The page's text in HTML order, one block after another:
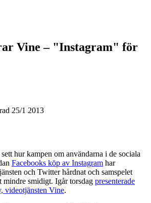
Vine – "Instagram" för
25/1 2013
hur kampen om användarna i de sociala
Facebooks köp av Instagram har
och Twitter hårdnat och samspelet
smidigt. Igår torsdag presenterade
videotjänsten Vine.